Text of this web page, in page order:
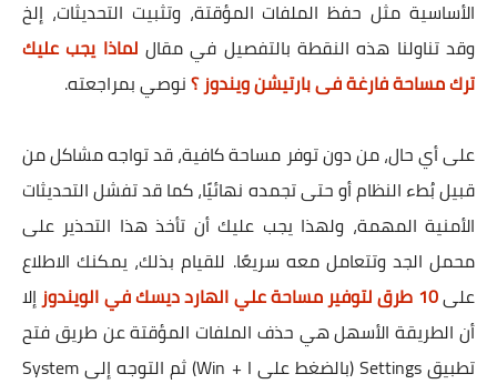
الأساسية مثل حفظ الملفات المؤقتة، وتثبيت التحديثات، إلخ
وقد تناولنا هذه النقطة بالتفصيل في مقال لماذا يجب عليك
ترك مساحة فارغة فى بارتيشن ويندوز ؟نوصي بمراجعته.
على أي حال، من دون توفر مساحة كافية، قد تواجه مشاكل من
قبيل بُطء النظام أو حتى تجمده نهائيًا، كما قد تفشل التحديثات
الأمنية المهمة، ولهذا يجب عليك أن تأخذ هذا التحذير على
محمل الجد وتتعامل معه سريعًا. للقيام بذلك، يمكنك الاطلاع
على10 طرق لتوفير مساحة علي الهارد ديسك في الويندوز
إلا
أن الطريقة الأسهل هي حذف الملفات المؤقتة عن طريق فتح
تطبيق Settings (بالضغط على Win + I) ثم التوجه إلى System